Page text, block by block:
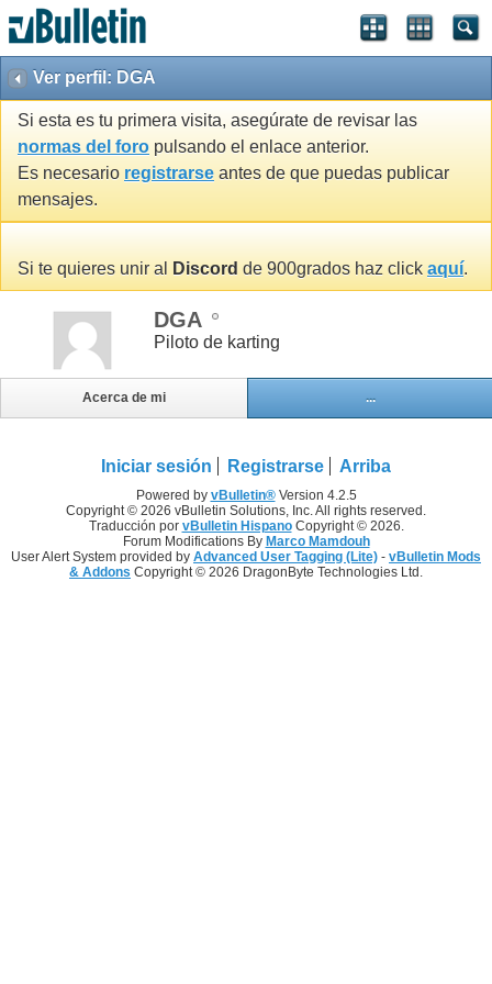
Ver perfil: DGA
Si esta es tu primera visita, asegúrate de revisar las
normas del foro pulsando el enlace anterior.
Es necesario registrarse antes de que puedas publicar
mensajes.
Si te quieres unir al Discord de 900grados haz click aquí.
DGA
Piloto de karting
Acerca de mi ...
Iniciar sesión Registrarse Arriba
Powered by vBulletin®Version 4.2.5
Copyright © 2026 vBulletin Solutions, Inc. All rights reserved.
Traducción por vBulletin HispanoCopyright © 2026.
Forum Modifications By Marco Mamdouh
User Alert System provided by Advanced User Tagging (Lite) - vBulletin Mods
& Addons Copyright © 2026 DragonByte Technologies Ltd.